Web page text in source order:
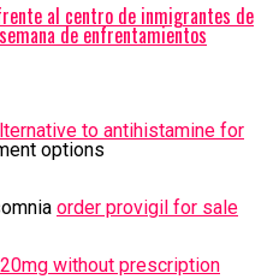
al centro de inmigrantes de
de enfrentamientos
to antihistamine for
options
order provigil for sale
without prescription